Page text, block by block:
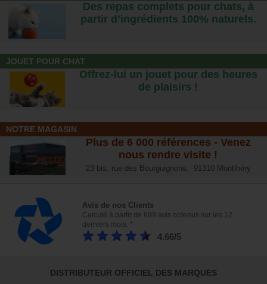
Des repas complets pour chats, à
partir d’ingrédients 100% naturels.
JOUET POUR CHAT
Offrez-lui un jouet pour des heures
de plaisirs !
NOTRE MAGASIN
Plus de 6 000 références - Venez
nous rendre visite !
23 bis, rue des Bourguignons, 91310 Montlhéry
Avis de nos Clients
Calculé à partir de 699 avis obtenus sur les 12
derniers mois. *
4.66/5
DISTRIBUTEUR OFFICIEL DES MARQUES